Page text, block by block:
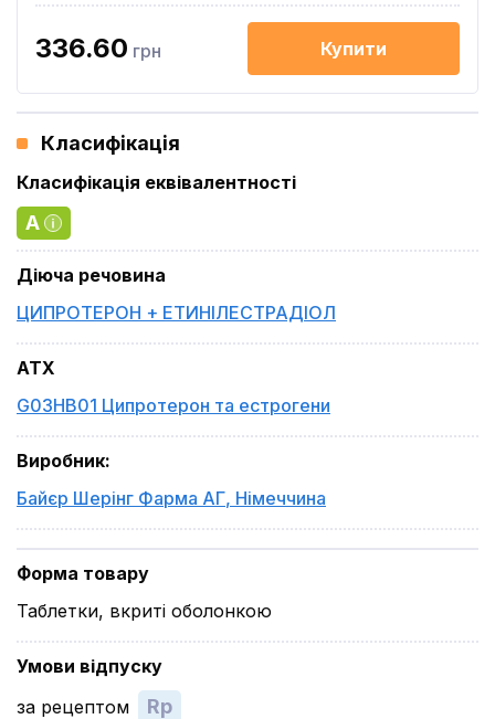
336.60 грн Купити
Класифікація
Класифікація еквівалентності
A
Діюча речовина
ЦИПРОТЕРОН + ЕТИНІЛЕСТРАДІОЛ
ATX
G03HB01 Ципротерон та естрогени
Виробник:
Байєр Шерінг Фарма АГ, Німеччина
Форма товару
Таблетки, вкриті оболонкою
Умови відпуску
за рецептом
Rp